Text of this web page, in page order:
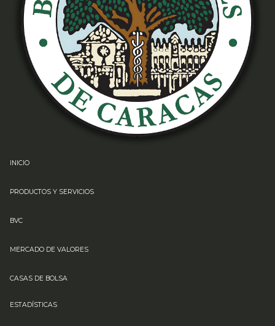
INICIO
PRODUCTOS Y SERVICIOS
BVC
MERCADO DE VALORES
CASAS DE BOLSA
ESTADÍSTICAS